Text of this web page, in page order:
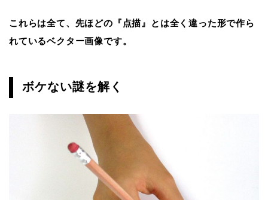
これらは全て、先ほどの『点描』とは全く違った形で作ら
れているベクター画像です。
ボケない謎を解く